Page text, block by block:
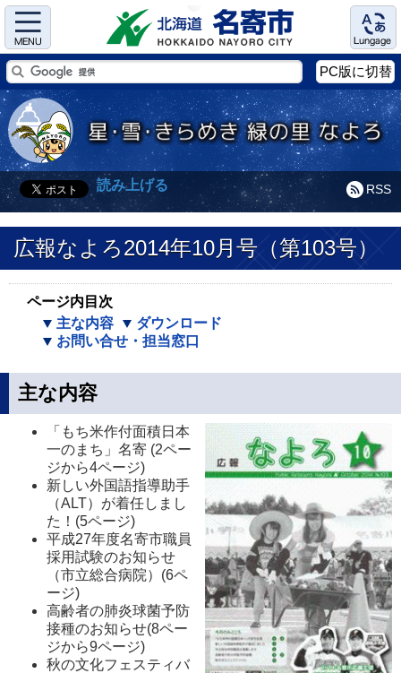
Menu Language
PC版に切替
RSS
読み上げる
広報なよろ2014年10月号（第103号）
ページ内目次
主な内容
ダウンロード
お問い合せ・担当窓口
主な内容
「もち米作付面積日本
一のまち」名寄 (2ペー
ジから4ページ)
新しい外国語指導助手
（ALT）が着任しまし
た！(5ページ)
平成27年度名寄市職員
採用試験のお知らせ
（市立総合病院）(6ペ
ージ)
高齢者の肺炎球菌予防
接種のお知らせ(8ペー
ジから9ページ)
秋の文化フェスティバ